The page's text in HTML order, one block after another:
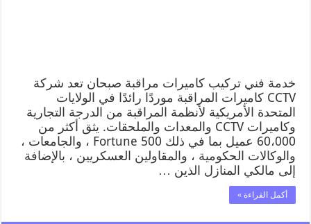
خدمة فني تركيب كاميرات مراقبة صبحان تعد شركة
CCTV كاميرات المراقبة موردًا رائدًا في الولايات
المتحدة الأمريكية لأنظمة المراقبة من الدرجة التجارية
وكاميرات CCTV والمعدات والملحقات. يثق أكثر من
60،000 عميل بما في ذلك Fortune 500 ، والجامعات ،
والوكالات الحكومية ، والمقاولين العسكريين ، بالإضافة
إلى مالكي المنازل الذين …
أكمل القراءة »